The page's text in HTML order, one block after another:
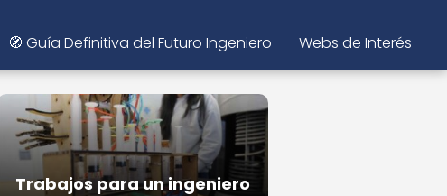
🧭 Guía Definitiva del Futuro Ingeniero Webs de Interés
Trabajos para un ingeniero